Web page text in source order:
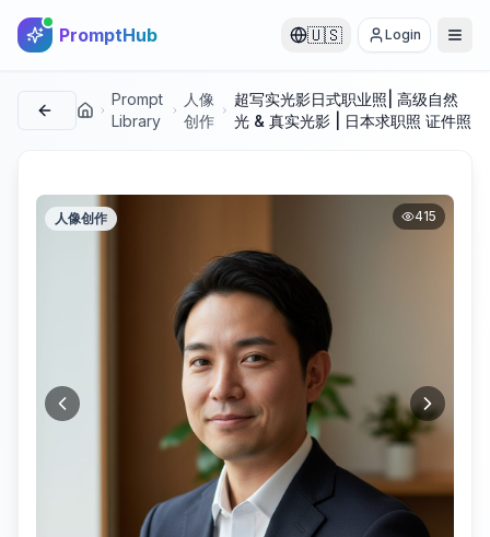
PromptHub 🇺🇸 Login
首页
Prompt
Library
人像
创作
超写实光影日式职业照| 高级自然
光 & 真实光影 | 日本求职照 证件照
人像创作 415